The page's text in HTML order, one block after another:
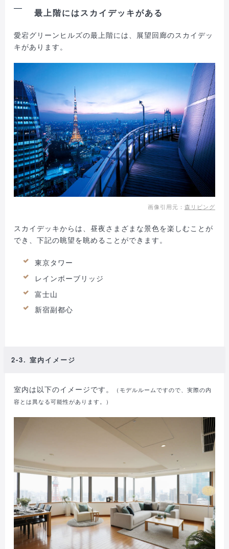
最上階にはスカイデッキがある
愛宕グリーンヒルズの最上階には、展望回廊のスカイデッ
キがあります。
画像引用元： 森リビング
スカイデッキからは、昼夜さまざまな景色を楽しむことが
でき、下記の眺望を眺めることができます。
東京タワー
レインボーブリッジ
富士山
新宿副都心
2-3. 室内イメージ
室内は以下のイメージです。
（モデルルームですので、実際の内
容とは異なる可能性があります。）